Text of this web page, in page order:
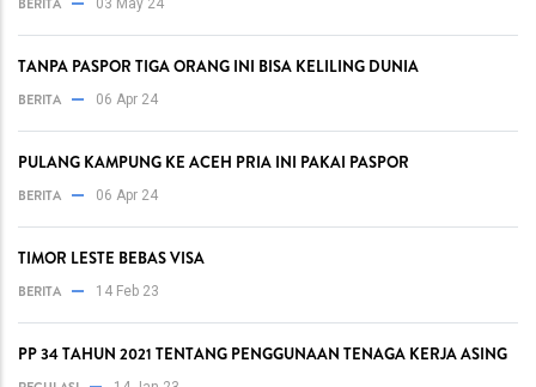
03 May 24
TANPA PASPOR TIGA ORANG INI BISA KELILING DUNIA
BERITA 06 Apr 24
PULANG KAMPUNG KE ACEH PRIA INI PAKAI PASPOR
BERITA 06 Apr 24
TIMOR LESTE BEBAS VISA
BERITA 14 Feb 23
PP 34 TAHUN 2021 TENTANG PENGGUNAAN TENAGA KERJA ASING